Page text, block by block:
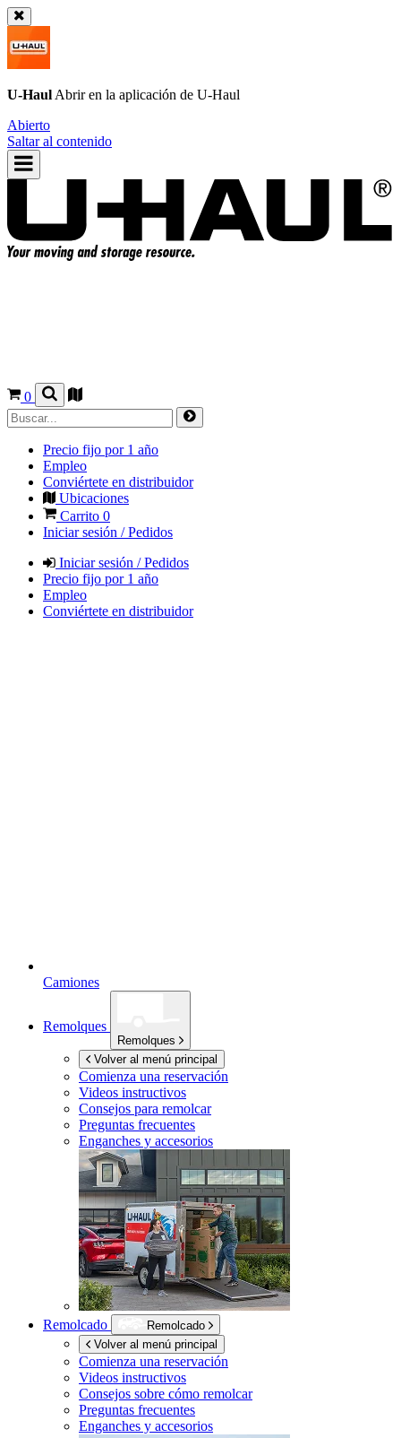
U-Haul Abrir en la aplicación de U-Haul
Abierto
Saltar al contenido
0
Precio fijo por 1 año
Empleo
Conviértete en distribuidor
Ubicaciones
Carrito 0
Iniciar sesión / Pedidos
Iniciar sesión / Pedidos
Precio fijo por 1 año
Empleo
Conviértete en distribuidor
Camiones
Remolques
Remolques
Volver al menú principal
Comienza una reservación
Videos instructivos
Consejos para remolcar
Preguntas frecuentes
Enganches y accesorios
Remolcado
Remolcado
Volver al menú principal
Comienza una reservación
Videos instructivos
Consejos sobre cómo remolcar
Preguntas frecuentes
Enganches y accesorios